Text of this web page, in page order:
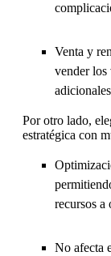
Venta y
vender los
Por otro lado,
estratégica con
recursos a
No afecta